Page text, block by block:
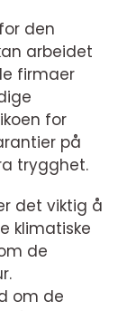
den
arbeidet
firmaer
for
på
trygghet.
det viktig å
klimatiske
de
om de